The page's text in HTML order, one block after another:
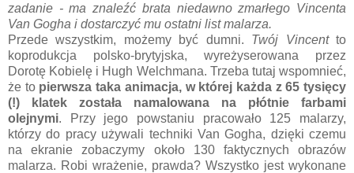
zadanie - ma znaleźć brata niedawno zmarłego Vincenta
Van Gogha i dostarczyć mu ostatni list malarza.
Przede wszystkim, możemy być dumni. Twój Vincentto
koprodukcja polsko-brytyjska, wyreżyserowana przez
Dorotę Kobielę i Hugh Welchmana. Trzeba tutaj wspomnieć,
że to pierwsza taka animacja, w której każda z 65 tysięcy
(!) klatek została namalowana na płótnie farbami
olejnymi. Przy jego powstaniu pracowało 125 malarzy,
którzy do pracy używali techniki Van Gogha, dzięki czemu
na ekranie zobaczymy około 130 faktycznych obrazów
malarza. Robi wrażenie, prawda? Wszystko jest wykonane